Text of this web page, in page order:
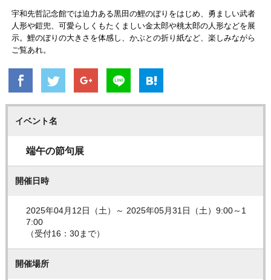
宇和先哲記念館では迫力ある黒田の鯉のぼりをはじめ、勇ましい武者
人形や鎧兜、可愛らしくもたくましい金太郎や桃太郎の人形などを展
示。鯉のぼりの大きさを体感し、かぶとの折り紙など、楽しみながら
ご覧あれ。
イベント名
端午の節句展
開催日時
2025年04月12日（土）～ 2025年05月31日（土）9:00～1
7:00
（受付16：30まで）
開催場所